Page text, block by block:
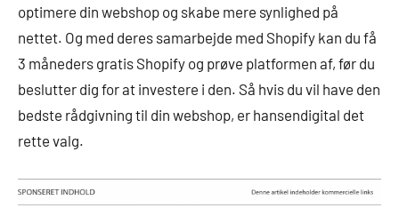
optimere din webshop og skabe mere synlighed på
nettet. Og med deres samarbejde med Shopify kan du få
3 måneders gratis Shopify og prøve platformen af, før du
beslutter dig for at investere i den. Så hvis du vil have den
bedste rådgivning til din webshop, er hansendigital det
rette valg.